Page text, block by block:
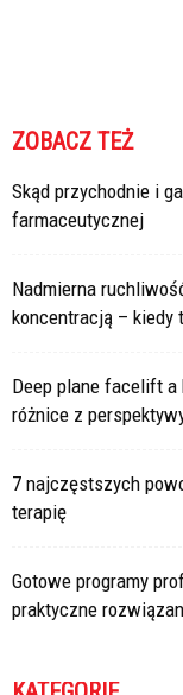
ZOBACZ TEŻ
Skąd przychodnie i
farmaceutycznej
Nadmierna
koncentracją – kiedy
Deep plane facelift
różnice z
7 najczęstszych
terapię
Gotowe programy
praktyczne